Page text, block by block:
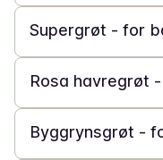
Supergrøt - for
30 min
Rosa havregrøt
10 t
Byggrynsgrøt -
5 t